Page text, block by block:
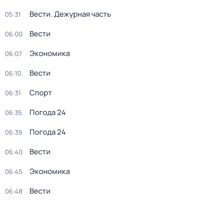
05:31 Вести. Дежурная часть
06:00 Вести
06:07 Экономика
06:10 Вести
06:31 Спорт
06:35 Погода 24
06:39 Погода 24
06:40 Вести
06:45 Экономика
06:48 Вести